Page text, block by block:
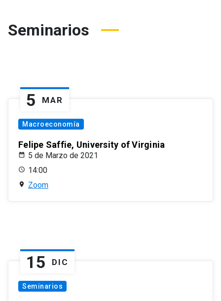
Seminarios
5 MAR
Macroeconomía
Felipe Saffie, University of Virginia
5 de Marzo de 2021
14:00
Zoom
15 DIC
Seminarios